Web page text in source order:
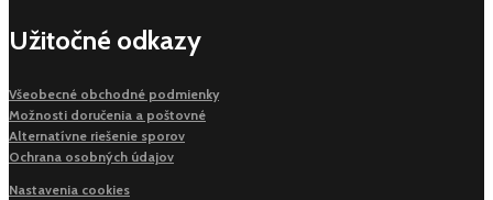
Užitočné odkazy
Všeobecné obchodné podmienky
Možnosti doručenia a poštovné
Alternatívne riešenie sporov
Ochrana osobných údajov
Nastavenia cookies